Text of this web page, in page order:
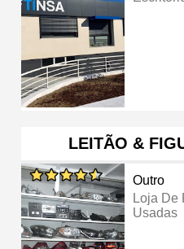
LEITÃO &
Outro
Loja De
Usadas